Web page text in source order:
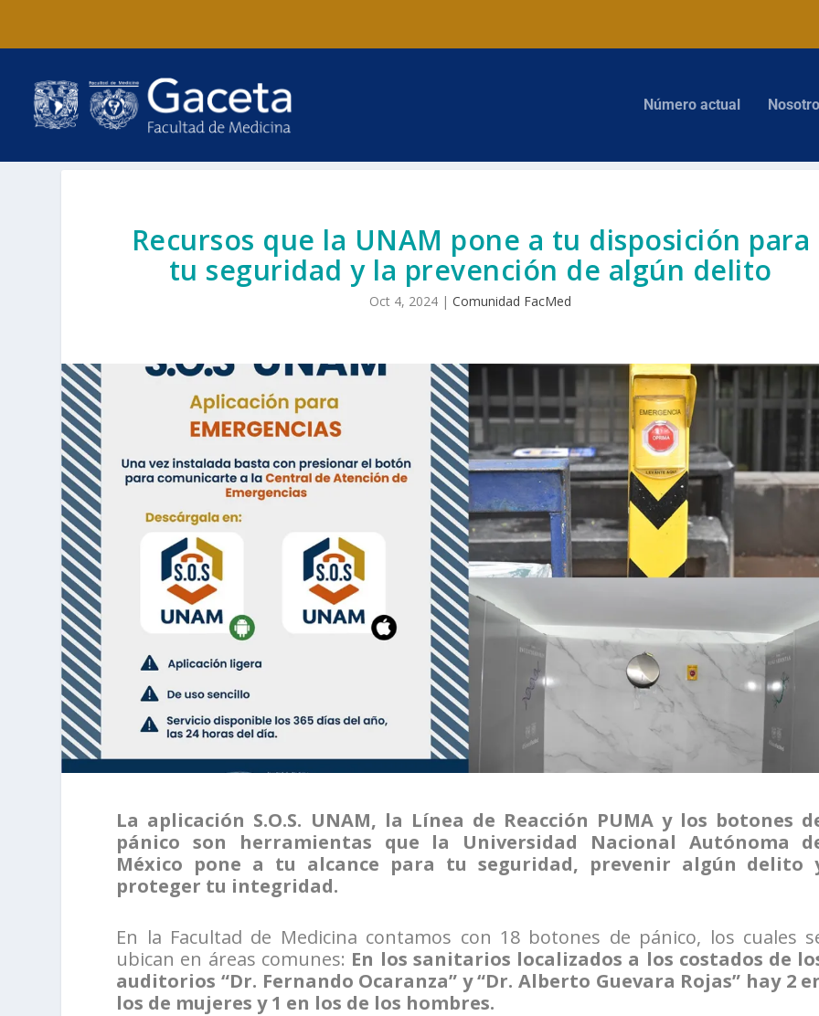
Número actual
Recursos que la UNAM pone a tu disposición para
tu seguridad y la prevención de algún delito
Oct 4, 2024 |Comunidad FacMed
La aplicación S.O.S. UNAM, la Línea de Reacción PUMA y los botones
pánico son herramientas que la Universidad Nacional Autónoma
México pone a tu alcance para tu seguridad, prevenir algún delito
proteger tu integridad.
En la Facultad de Medicina contamos con 18 botones de pánico, los cuales
ubican en áreas comunes: En los sanitarios localizados a los costados de
auditorios “Dr. Fernando Ocaranza” y “Dr. Alberto Guevara Rojas” hay 2
los de mujeres y 1 en los de los hombres.